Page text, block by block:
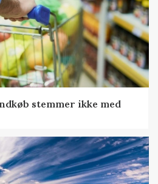
stemmer ikke med